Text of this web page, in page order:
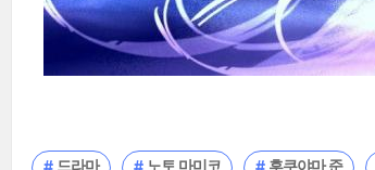
드라마 노토 마미코 후쿠야마 준